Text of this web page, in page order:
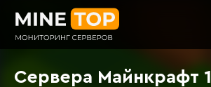
Сервера Майнкрафт